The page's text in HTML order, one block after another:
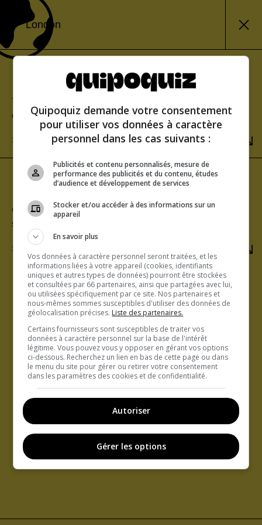
London
Classic mode
Test your knowledge and view your score at the
end of the quiz.
SELECT
Sudden-death mode
Challenge yourself to get a perfect score. One
strike and you’re out!
SELECT
Quipoquiz demande votre consentement
pour utiliser vos données à caractère
personnel dans les cas suivants :
Publicités et contenu personnalisés, mesure de
performance des publicités et du contenu, études
d’audience et développement de services
Stocker et/ou accéder à des informations sur un
appareil
En savoir plus
Vos données à caractère personnel seront traitées, et les
informations liées à votre appareil (cookies, identifiants
uniques et autres types de données) pourront être stockées
et consultées par 66 partenaires, ainsi que partagées avec lui,
ou utilisées spécifiquement par ce site. Nos partenaires et
nous-mêmes sommes susceptibles d'utiliser des données de
géolocalisation précises. Liste des partenaires.
Certains fournisseurs sont susceptibles de traiter vos
données à caractère personnel sur la base de l'intérêt
légitime. Vous pouvez vous y opposer en gérant vos options
ci-dessous. Recherchez un lien en bas de cette page ou dans
le menu du site pour gérer ou retirer votre consentement
dans les paramètres des cookies et de confidentialité.
Autoriser
Gérer les options